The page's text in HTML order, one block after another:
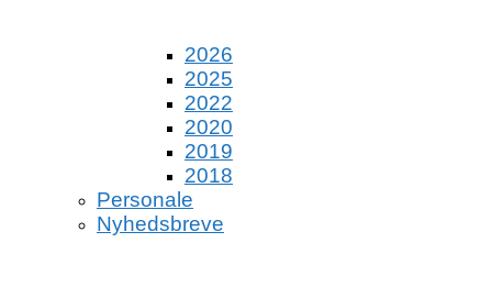
2026
2025
2022
2020
2019
2018
Personale
Nyhedsbreve